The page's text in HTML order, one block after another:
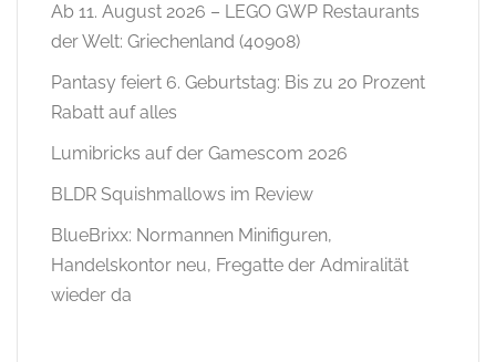
Ab 11. August 2026 – LEGO GWP Restaurants
der Welt: Griechenland (40908)
Pantasy feiert 6. Geburtstag: Bis zu 20 Prozent
Rabatt auf alles
Lumibricks auf der Gamescom 2026
BLDR Squishmallows im Review
BlueBrixx: Normannen Minifiguren,
Handelskontor neu, Fregatte der Admiralität
wieder da